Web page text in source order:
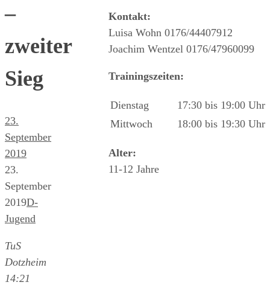
–
zweiter
Sieg
23.
September
2019
23.
September
2019D-
Jugend
TuS
Dotzheim
14:21
Kontakt:
Luisa Wohn 0176/44407912
Joachim Wentzel 0176/47960099
Trainingszeiten:
Dienstag
17:30 bis 19:00 Uhr
Mittwoch
18:00 bis 19:30 Uhr
Alter:
11-12 Jahre